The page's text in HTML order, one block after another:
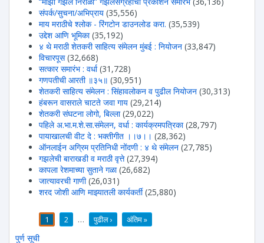
संपर्क/सुचना/अभिप्राय (35,556)
माय मराठीचे श्लोक - रिंगटोन डाउनलोड करा. (35,539)
उद्देश आणि भूमिका (35,192)
४ थे मराठी शेतकरी साहित्य संमेलन मुंबई : नियोजन (33,847)
विचारपूस (32,668)
सत्कार समारंभ : वर्धा (31,728)
गणपतीची आरती ॥३५॥ (30,951)
शेतकरी साहित्य संमेलन : सिंहावलोकन व पुढील नियोजन (30,313)
हंबरून वासराले चाटते जवा गाय (29,214)
शेतकरी संघटना लोगो, बिल्ला (29,022)
पहिले अ.भा.म.शे.सा.संमेलन, वर्धा : कार्यक्रमपत्रिका (28,797)
पायाखालची वीट दे : भक्तीगीत ।।७।। (28,362)
ऑनलाईन अग्रिम प्रतिनिधी नोंदणी : ४ थे संमेलन (27,785)
गझलेची बाराखडी व मराठी वृत्ते (27,394)
कापला रेशमाच्या सुताने गळा (26,682)
जात्यावरची गाणी (26,031)
शरद जोशी आणि माझ्यातली कार्यकर्ती (25,880)
1 2 … पुढील › अंतिम »
पुर्ण सूची